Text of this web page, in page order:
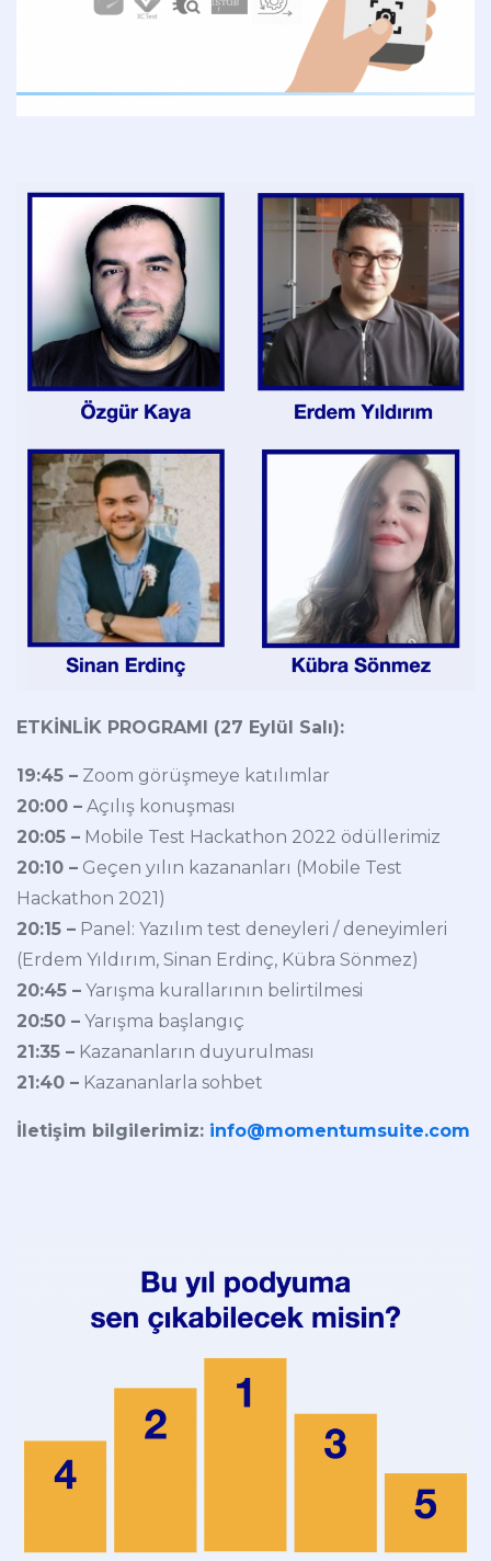
ETKİNLİK PROGRAMI (27 Eylül Salı):
19:45 – Zoom görüşmeye katılımlar
20:00 – Açılış konuşması
20:05 – Mobile Test Hackathon 2022 ödüllerimiz
20:10 – Geçen yılın kazananları (Mobile Test
Hackathon 2021)
20:15 – Panel: Yazılım test deneyleri / deneyimleri
(Erdem Yıldırım, Sinan Erdinç, Kübra Sönmez)
20:45 – Yarışma kurallarının belirtilmesi
20:50 – Yarışma başlangıç
21:35 – Kazananların duyurulması
21:40 – Kazananlarla sohbet
İletişim bilgilerimiz: info@momentumsuite.com